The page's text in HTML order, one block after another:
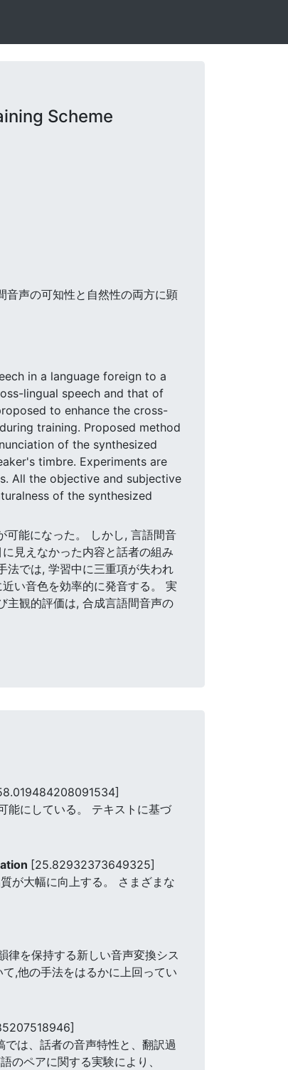
Scheme
声の可知性と自然性の両方に顕
in a language foreign to a
lingual speech and that of
to enhance the cross-
training. Proposed method
of the synthesized
timbre. Experiments are
All the objective and subjective
of the synthesized
可能になった。 しかし, 言語間音
見えなかった内容と話者の組み
法では, 学習中に三重項が失われ
い音色を効率的に発音する。 実
主観的評価は, 合成言語間音声の
能にしている。 テキストに基づ
[25.82932373649325]
が大幅に向上する。 さまざまな
律を保持する新しい音声変換シス
,他の手法をはるかに上回ってい
は、話者の音声特性と、翻訳過
のペアに関する実験により、